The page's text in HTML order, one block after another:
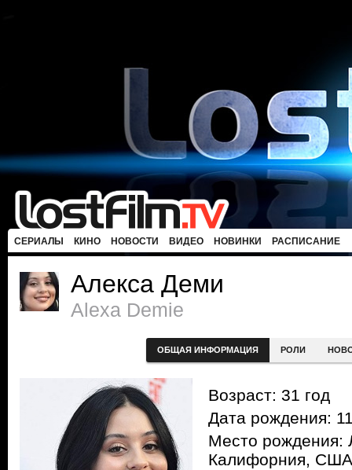
СЕРИАЛЫ КИНО НОВОСТИ ВИДЕО НОВИНКИ РАСПИСАНИЕ
Алекса Деми
Alexa Demie
ОБЩАЯ ИНФОРМАЦИЯ РОЛИ
Возраст: 31 год
Дата рождения:
Место рождения:
Калифорния, США